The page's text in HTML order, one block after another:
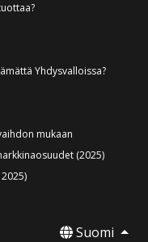
Yhdysvalloissa?
mukaan
(2025)
Suomi